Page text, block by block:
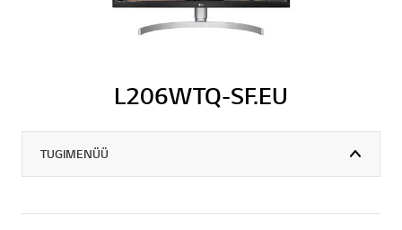
L206WTQ-SF.EU
TUGIMENÜÜ